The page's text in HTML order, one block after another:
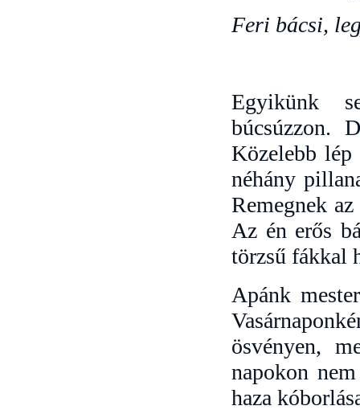
Feri bácsi,
Egyikünk
búcsúzzon.
Közelebb
néhány
Remegnek
Az én erős
törzsű fákkal
Apánk
ösvényen,
napokon
haza